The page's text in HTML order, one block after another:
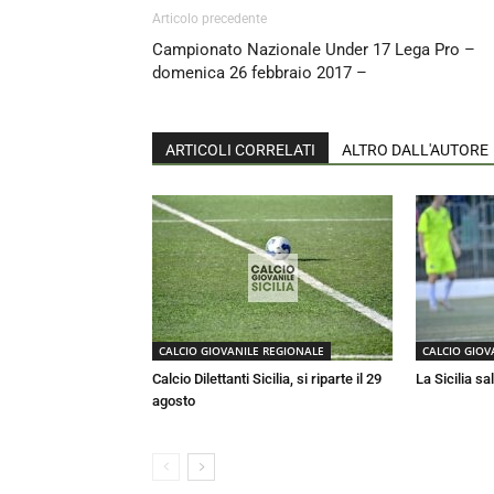
Articolo precedente
Campionato Nazionale Under 17 Lega Pro –
domenica 26 febbraio 2017 –
ARTICOLI CORRELATI ALTRO DALL'AUTORE
CALCIO GIOVANILE REGIONALE
Calcio Dilettanti Sicilia, si riparte il 29
agosto
CALCIO
La Sicilia